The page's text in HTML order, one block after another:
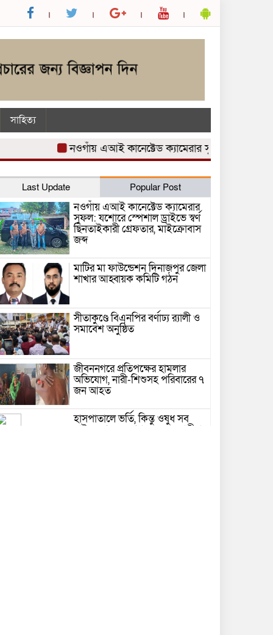
সাহিত্য
নওগাঁয় এআই কানেক্টেড ক্যামেরার সুফল: যশোরে স্পেশাল
Last Update Popular Post
নওগাঁয় এআই কানেক্টেড ক্যামেরার
সুফল: যশোরে স্পেশাল ড্রাইভে স্বর্ণ
ছিনতাইকারী গ্রেফতার, মাইক্রোবাস
জব্দ
মাটির মা ফাউন্ডেশন দিনাজপুর জেলা
শাখার আহ্বায়ক কমিটি গঠন
সীতাকুণ্ডে বিএনপির বর্ণাঢ্য র‍্যালী ও
সমাবেশ অনুষ্ঠিত
জীবননগরে প্রতিপক্ষের হামলার
অভিযোগ, নারী-শিশুসহ পরিবারের ৭
জন আহত
হাসপাতালে ভর্তি, কিন্তু ওষুধ সব
বাইরে থেকে — প্রশ্ন তুলছেন রোগীরা